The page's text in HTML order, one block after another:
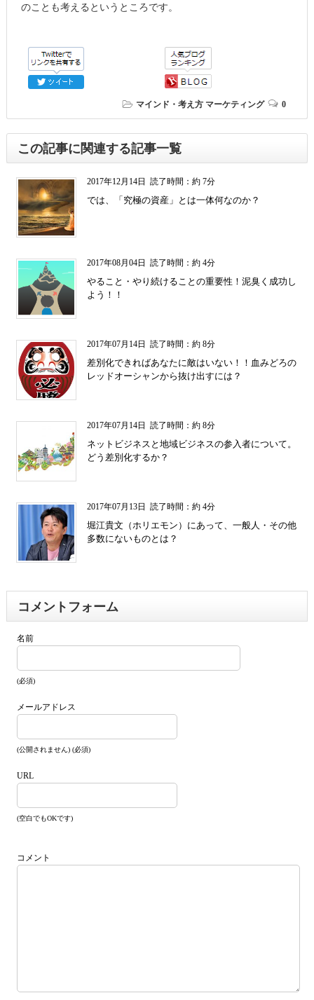
のことも考えるというところです。
マインド・考え方 マーケティング 0
この記事に関連する記事一覧
2017年12月14日 読了時間：約 7分
では、「究極の資産」とは一体何なのか？
2017年08月04日 読了時間：約 4分
やること・やり続けることの重要性！泥臭く成功し
よう！！
2017年07月14日 読了時間：約 8分
差別化できればあなたに敵はいない！！血みどろの
レッドオーシャンから抜け出すには？
2017年07月14日 読了時間：約 8分
ネットビジネスと地域ビジネスの参入者について。
どう差別化するか？
2017年07月13日 読了時間：約 4分
堀江貴文（ホリエモン）にあって、一般人・その他
多数にないものとは？
コメントフォーム
名前
(必須)
メールアドレス
(公開されません) (必須)
URL
(空白でもOKです)
コメント